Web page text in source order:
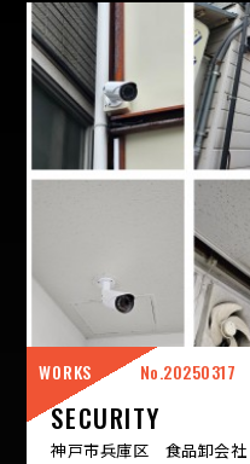
WORKS 20250317
SECURITY